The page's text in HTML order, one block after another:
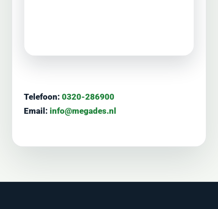
Telefoon: 0320-286900
Email: info@megades.nl